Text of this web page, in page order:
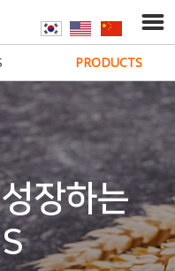
PRODUCTS
장하는